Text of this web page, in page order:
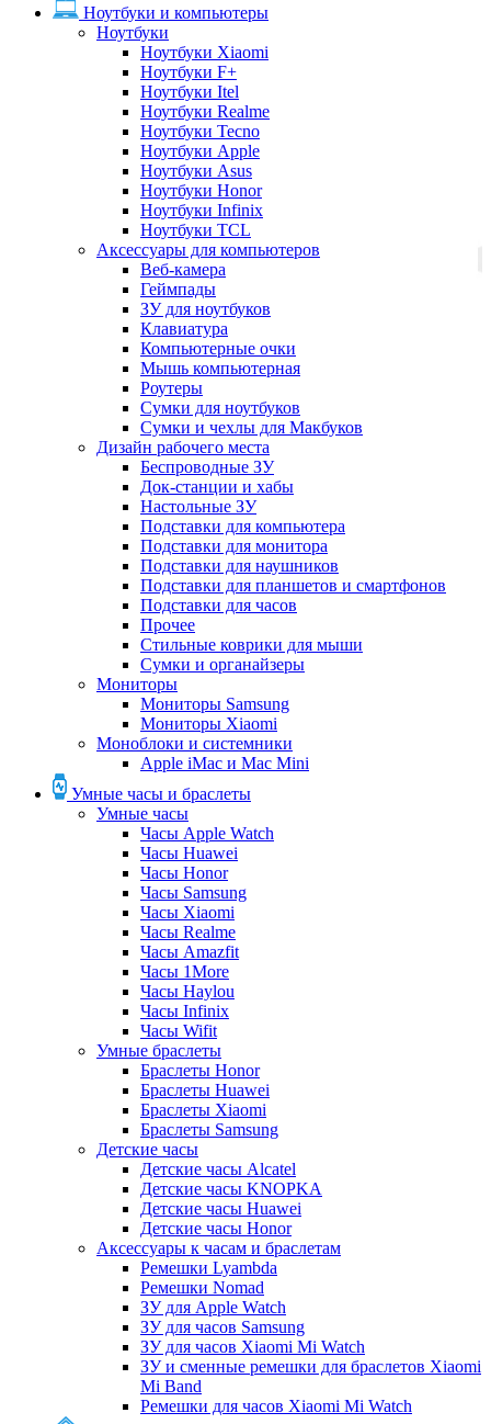
Ноутбуки и компьютеры
Ноутбуки
Ноутбуки Xiaomi
Ноутбуки F+
Ноутбуки Itel
Ноутбуки Realme
Ноутбуки Tecno
Ноутбуки Apple
Ноутбуки Asus
Ноутбуки Honor
Ноутбуки Infinix
Ноутбуки TCL
Аксессуары для компьютеров
Веб-камера
Геймпады
ЗУ для ноутбуков
Клавиатура
Компьютерные очки
Мышь компьютерная
Роутеры
Сумки для ноутбуков
Сумки и чехлы для Макбуков
Дизайн рабочего места
Беспроводные ЗУ
Док-станции и хабы
Настольные ЗУ
Подставки для компьютера
Подставки для монитора
Подставки для наушников
Подставки для планшетов и смартфонов
Подставки для часов
Прочее
Стильные коврики для мыши
Сумки и органайзеры
Мониторы
Мониторы Samsung
Мониторы Xiaomi
Моноблоки и системники
Apple iMac и Mac Mini
Умные часы и браслеты
Умные часы
Часы Apple Watch
Часы Huawei
Часы Honor
Часы Samsung
Часы Xiaomi
Часы Realme
Часы Amazfit
Часы 1More
Часы Haylou
Часы Infinix
Часы Wifit
Умные браслеты
Браслеты Honor
Браслеты Huawei
Браслеты Xiaomi
Браслеты Samsung
Детские часы
Детские часы Alcatel
Детские часы KNOPKA
Детские часы Huawei
Детские часы Honor
Аксессуары к часам и браслетам
Ремешки Lyambda
Ремешки Nomad
ЗУ для Apple Watch
ЗУ для часов Samsung
ЗУ для часов Xiaomi Mi Watch
ЗУ и сменные ремешки для браслетов Xiaomi
Mi Band
Ремешки для часов Xiaomi Mi Watch